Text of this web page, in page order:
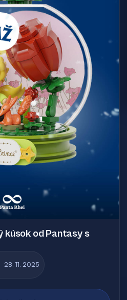
od Pantasy s
28. 11. 2025